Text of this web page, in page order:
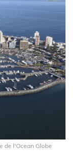
de l'Ocean Globe